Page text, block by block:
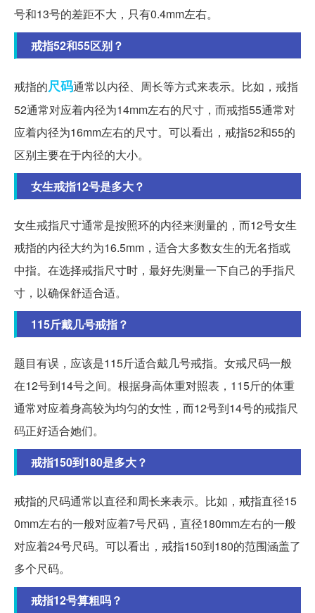
号和13号的差距不大，只有0.4mm左右。
戒指52和55区别？
戒指的尺码通常以内径、周长等方式来表示。比如，戒指
52通常对应着内径为14mm左右的尺寸，而戒指55通常对
应着内径为16mm左右的尺寸。可以看出，戒指52和55的
区别主要在于内径的大小。
女生戒指12号是多大？
女生戒指尺寸通常是按照环的内径来测量的，而12号女生
戒指的内径大约为16.5mm，适合大多数女生的无名指或
中指。在选择戒指尺寸时，最好先测量一下自己的手指尺
寸，以确保舒适合适。
115斤戴几号戒指？
题目有误，应该是115斤适合戴几号戒指。女戒尺码一般
在12号到14号之间。根据身高体重对照表，115斤的体重
通常对应着身高较为均匀的女性，而12号到14号的戒指尺
码正好适合她们。
戒指150到180是多大？
戒指的尺码通常以直径和周长来表示。比如，戒指直径15
0mm左右的一般对应着7号尺码，直径180mm左右的一般
对应着24号尺码。可以看出，戒指150到180的范围涵盖了
多个尺码。
戒指12号算粗吗？